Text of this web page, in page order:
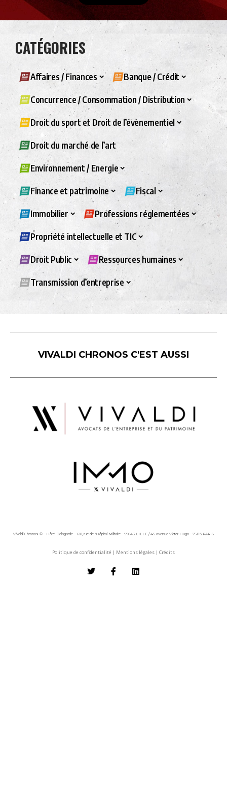
CATÉGORIES
Affaires / Finances Banque / Crédit
Concurrence / Consommation / Distribution
Droit du sport et Droit de l’évènementiel
Droit du marché de l’art
Environnement / Energie
Finance et patrimoine Fiscal
Immobilier Professions réglementées
Propriété intellectuelle et TIC
Droit Public Ressources humaines
Transmission d’entreprise
VIVALDI CHRONOS C'EST AUSSI
Vivaldi Chronos © - Hôtel Delagarde - 120, rue de l'Hôpital Militaire - 59043 LILLE / 45 avenue Victor Hugo - 75116 PARIS
Politique de confidentialité | Mentions légales | Crédits